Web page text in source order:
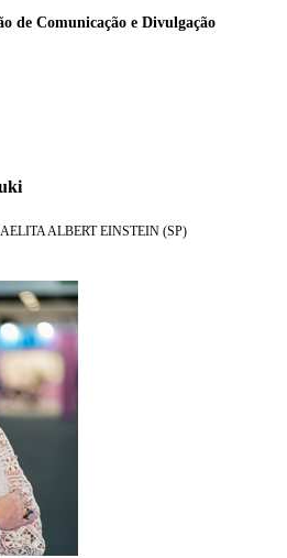
de Comunicação e Divulgação
ALBERT EINSTEIN (SP)